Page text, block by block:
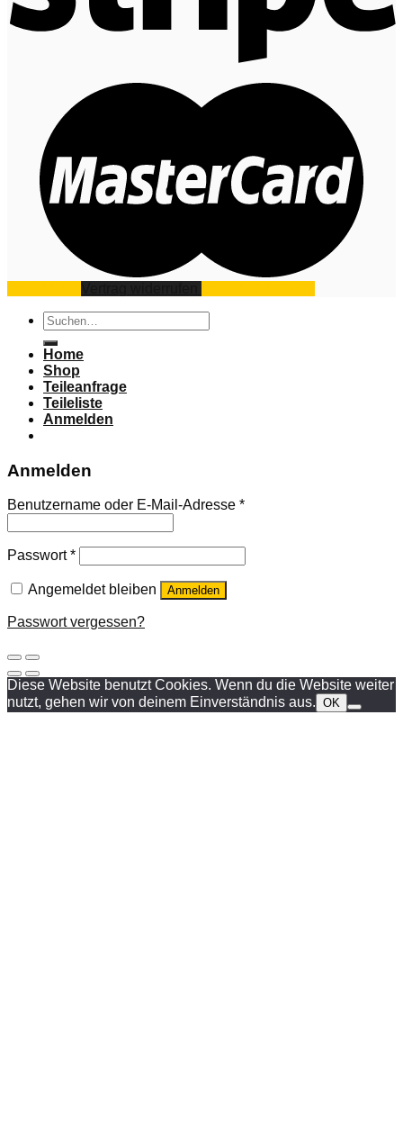
Suchen
nach:
Home
Shop
Teileanfrage
Teileliste
Anmelden
Anmelden
Benutzername oder E-Mail-Adresse *
Passwort*
Angemeldet bleiben Anmelden
Passwort vergessen?
Diese Website benutzt Cookies. Wenn du die Website weiter
nutzt, gehen wir von deinem Einverständnis aus. OK